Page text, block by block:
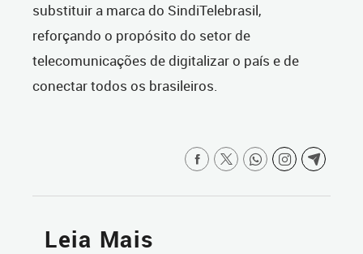
substituir a marca do SindiTelebrasil,
reforçando o propósito do setor de
telecomunicações de digitalizar o país e de
conectar todos os brasileiros.
Leia Mais